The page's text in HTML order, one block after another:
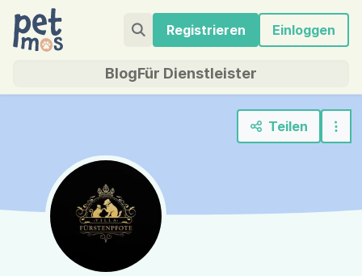
Registrieren Einloggen
BlogFür Dienstleister
Teilen